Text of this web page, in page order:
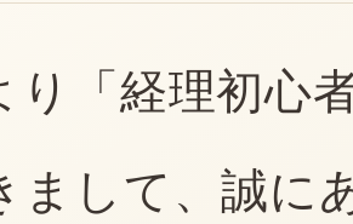
り「経理初心
まして、誠に